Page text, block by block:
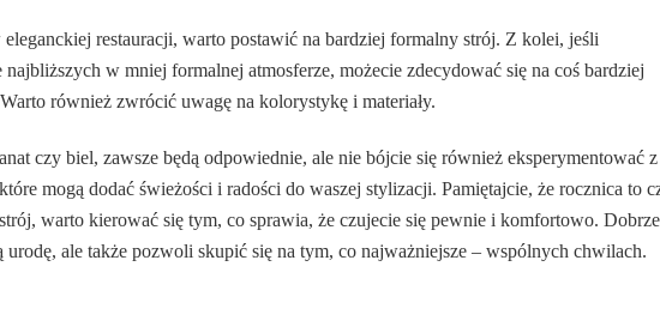
restauracji, warto postawić na bardziej formalny strój. Z kolei, jeśli
w mniej formalnej atmosferze, możecie zdecydować się na coś bardziej
również zwrócić uwagę na kolorystykę i materiały.
czy biel, zawsze będą odpowiednie, ale nie bójcie się również eksperymentować z
mogą dodać świeżości i radości do waszej stylizacji. Pamiętajcie, że rocznica to
warto kierować się tym, co sprawia, że czujecie się pewnie i komfortowo. Dobrze
ale także pozwoli skupić się na tym, co najważniejsze – wspólnych chwilach.